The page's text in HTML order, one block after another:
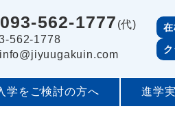
562-1777 (代)
562-1778
学をご検討の方へ 進学